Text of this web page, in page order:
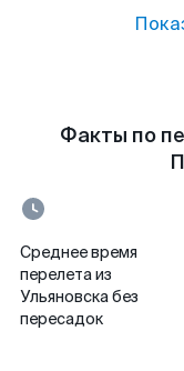
Факты по
Среднее время
перелета из
Ульяновска без
пересадок